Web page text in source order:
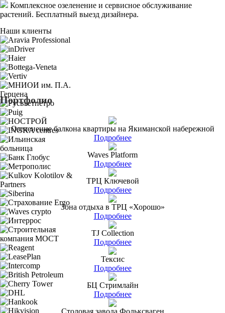
Комплексное озеленение и сервисное обслуживание
растений. Бесплатный выезд дизайнера.
Наши клиенты
Портфолио
Озеленение балкона квартиры на Якиманской набережной
Подробнее
Waves Platform
Подробнее
ТРЦ Ключевой
Подробнее
Зона отдыха в ТРЦ «Хорошо»
Подробнее
TJ Collection
Подробнее
Тексис
Подробнее
БЦ Стримлайн
Подробнее
Столовая завода Фольксваген